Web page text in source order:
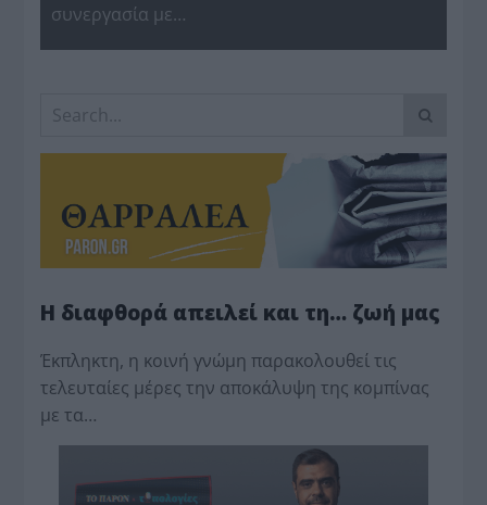
συνεργασία με…
Η διαφθορά απειλεί και τη… ζωή μας
Έκπληκτη, η κοινή γνώμη παρακολουθεί τις
τελευταίες μέρες την αποκάλυψη της κο­μπίνας
με τα…